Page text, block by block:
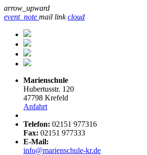
arrow_upward
event_note mail link cloud
Marienschule
Hubertusstr. 120
47798 Krefeld
Anfahrt
Telefon: 02151 977316
Fax: 02151 977333
E-Mail:
info@marienschule-kr.de